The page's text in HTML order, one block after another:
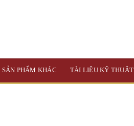
SẢN PHẨM KHÁC TÀI LIỆU KỸ THUẬT